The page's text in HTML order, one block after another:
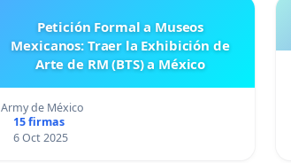
Petición Formal a Museos
Mexicanos: Traer la Exhibición de
Arte de RM (BTS) a México
Army de México
15 firmas
6 Oct 2025